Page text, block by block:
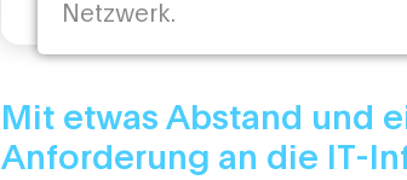
Netzwerk.
Mit etwas Abstand und
Anforderung an die IT-